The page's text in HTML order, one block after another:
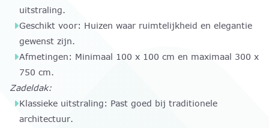
uitstraling.
Geschikt voor: Huizen waar ruimtelijkheid en elegantie
gewenst zijn.
Afmetingen: Minimaal 100 x 100 cm en maximaal 300 x
750 cm.
Zadeldak:
Klassieke uitstraling: Past goed bij traditionele
architectuur.